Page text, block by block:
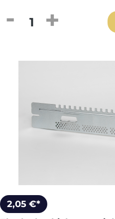
Produkt Anzahl:
2,05 €*